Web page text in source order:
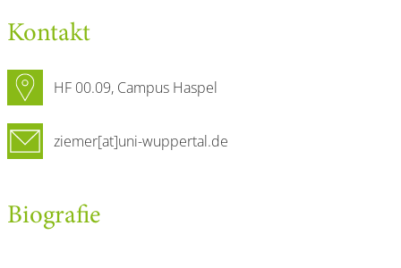
Kontakt
HF 00.09, Campus Haspel
ziemer[at]uni-wuppertal.de
Biografie